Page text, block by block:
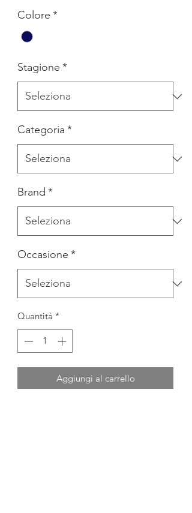
Colore *
Stagione *
Categoria *
Brand *
Occasione *
Quantità *
Aggiungi al carrello